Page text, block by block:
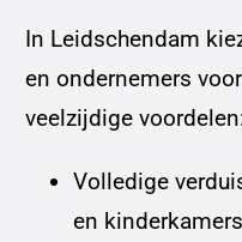
In Leidschendam
en ondernemers
veelzijdige
Volledige
en kinderkamers